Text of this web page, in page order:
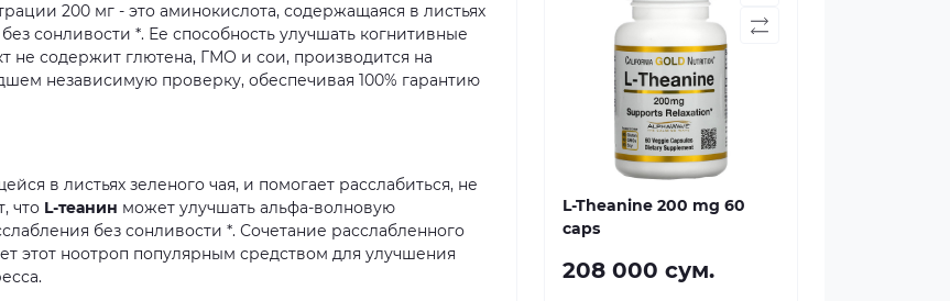
200 мг - это аминокислота, содержащаяся в листьях
без сонливости *. Ее способность улучшать когнитивные
не содержит глютена, ГМО и сои, производится на
независимую проверку, обеспечивая 100% гарантию
в листьях зеленого чая, и помогает расслабиться, не
что L-теанин может улучшать альфа-волновую
без сонливости *. Сочетание расслабленного
этот ноотроп популярным средством для улучшения
L-Theanine 200 mg 60
caps
208 000 сум.